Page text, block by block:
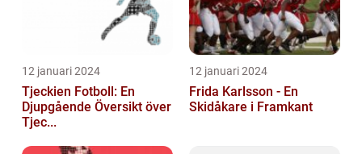
12 januari 2024
Tjeckien Fotboll: En
Djupgående Översikt över
Tjec...
12 januari 2024
Frida Karlsson - En
Skidåkare i Framkant